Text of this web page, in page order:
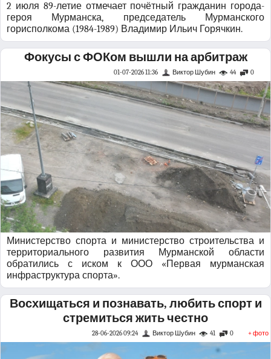
2 июля 89-летие отмечает почётный гражданин города-
героя Мурманска, председатель Мурманского
горисполкома (1984-1989) Владимир Ильич Горячкин.
Фокусы с ФОКом вышли на арбитраж
0
44
Виктор Шубин
01-07-2026 11:36
Министерство спорта и министерство строительства и
территориального развития Мурманской области
обратились с иском к ООО «Первая мурманская
инфраструктура спорта».
Восхищаться и познавать, любить спорт и
стремиться жить честно
+ фото
0
41
Виктор Шубин
28-06-2026 09:24